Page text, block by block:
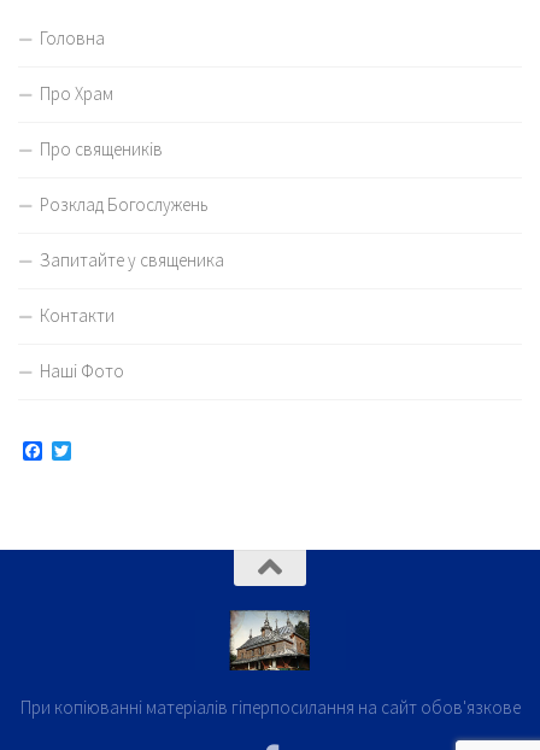
Головна
Про Храм
Про священиків
Розклад Богослужень
Запитайте у священика
Контакти
Наші Фото
Facebook
При копіюванні матеріалів гіперпосилання на сайт обов'язкове